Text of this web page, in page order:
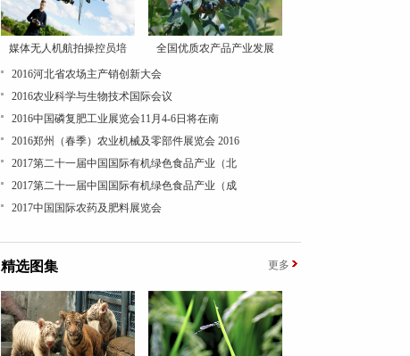
媒体无人机航拍操控员培 全国优质农产品产业发展
2016河北省农场主产销创新大会
2016农业科学与生物技术国际会议
2016中国磷复肥工业展览会11月4-6日将在南
2016郑州（春季）农业机械及零部件展览会 2016
2017第二十一届中国国际有机绿色食品产业（北
2017第二十一届中国国际有机绿色食品产业（成
2017中国国际农药及肥料展览会
精选图集 更多